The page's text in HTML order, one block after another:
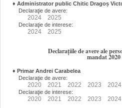
♦ Administrator public Chitic Dragoș
Declaraţie de avere:
2024 2025
Declaraţie de interese:
2024 2025
Declarațiile de avere ale
mandat 2020
♦ Primar Andrei Carabelea
Declaraţie de avere:
2020 2021 2022 2023 2024
Declaraţie de interese:
2020 2021 2022 2023 2024